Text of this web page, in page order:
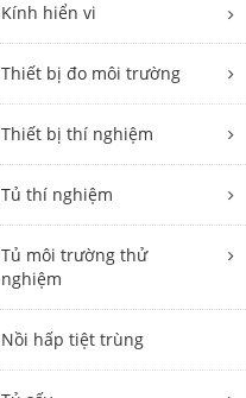
Kính hiển vi
Thiết bị đo môi trường
Thiết bị thí nghiệm
Tủ thí nghiệm
Tủ môi trường thử
nghiệm
Nồi hấp tiệt trùng